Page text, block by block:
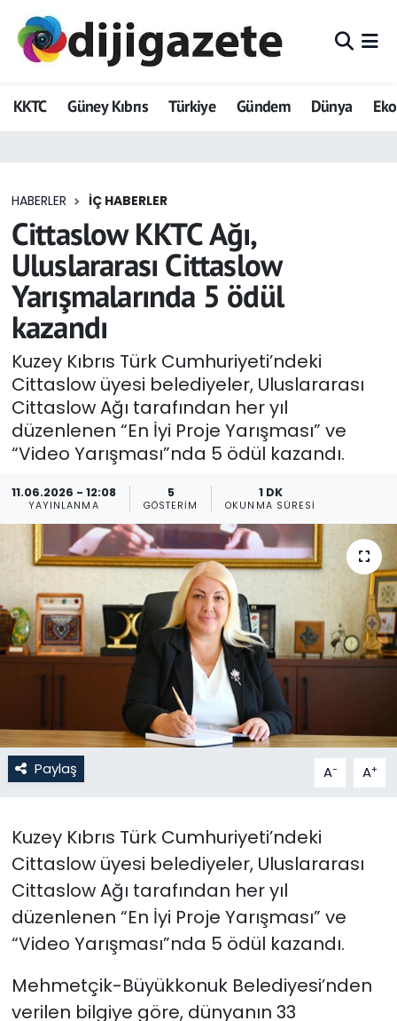
KKTC Güney Kıbrıs Türkiye Gündem Dünya
HABERLER İÇ HABERLER
Cittaslow KKTC Ağı,
Uluslararası Cittaslow
Yarışmalarında 5 ödül
kazandı
Kuzey Kıbrıs Türk Cumhuriyeti’ndeki
Cittaslow üyesi belediyeler, Uluslararası
Cittaslow Ağı tarafından her yıl
düzenlenen “En İyi Proje Yarışması” ve
“Video Yarışması”nda 5 ödül kazandı.
11.06.2026 - 12:08
YAYINLANMA
5
GÖSTERIM
1 DK
OKUNMA SÜRESI
Paylaş A- A+
Kuzey Kıbrıs Türk Cumhuriyeti’ndeki
Cittaslow üyesi belediyeler, Uluslararası
Cittaslow Ağı tarafından her yıl
düzenlenen “En İyi Proje Yarışması” ve
“Video Yarışması”nda 5 ödül kazandı.
Mehmetçik-Büyükkonuk Belediyesi’nden
verilen bilgiye göre, dünyanın 33
ADVERTORIAL
Dijigazete
Eğitim
Ekonomi
Foto Galeri
GEZİ
Güncel
Gündem
KKTC YEREL SEÇİM 2018
Kültür Sanat
Magazin
Moda
Nöbetçi Eczaneler
Otomobil Dünyası
Politika
SAĞLIK
Spor
Teknoloji
TÜRKiYE
Hava Durumu
Trafik Durumu
Tüm Manşetler
Son Dakika Haberleri
Haber Arşivi